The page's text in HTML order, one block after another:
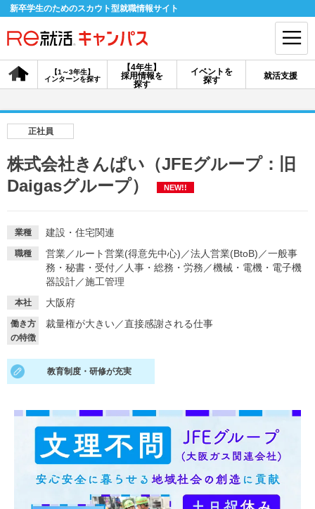
新卒学生のためのスカウト型就職情報サイト
【4年生】
採用情報を
探す
【1～3年生】
インターンを探す
イベントを
探す
就活支援
会員登録 ログイン
イベントを探す スカウト お知らせ
就活ノウハウ・サポート
就活ノウハウが満載！
あなたに合う仕事を診断！ 動画で対策講座をチェック
就活ニュースペーパー
就活時事ニュースを更新
よくある質問
不明点があればこちら
正社員
株式会社きんぱい（JFEグループ：旧
Daigasグループ）
NEW!!
業種 建設・住宅関連
職種 営業／ ルート営業(得意先中心) ／法人営業(BtoB) ／一般事
務・秘書・受付／ 人事・総務・労務 ／機械・電機・電子機
器設計／施工管理
本社 大阪府
働き方
の特徴
裁量権が大きい／直接感謝される仕事
教育制度・研修が充実